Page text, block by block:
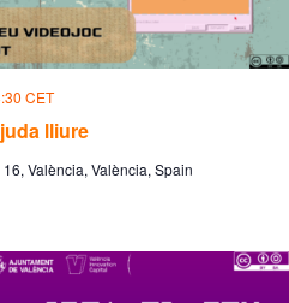
lliure
CET
València, València, Spain